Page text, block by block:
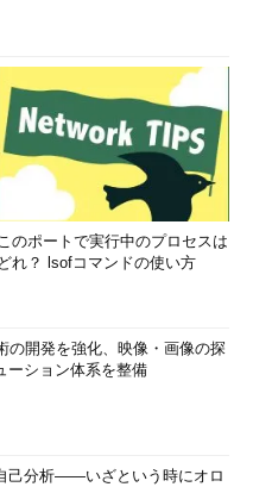
のポートで実行中のプロセスは
どれ？ lsofコマンドの使い方
の開発を強化、映像・画像の探
ーション体系を整備
己分析――いざという時にオロ